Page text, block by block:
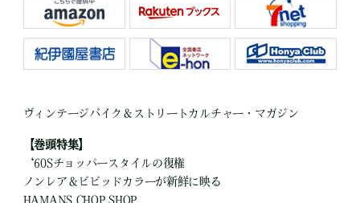
ヴィンテージバイク＆ストリートカルチャー・マガジン
【巻頭特集】
‘60Sチョッパースタイルの復権
ノンレア＆ビビッドカラーが新鮮に映る
HAMANS CHOP SHOP